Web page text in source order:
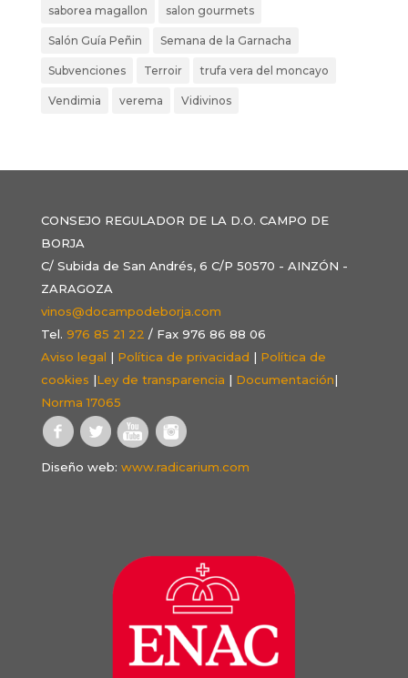
saborea magallon salon gourmets
Salón Guía Peñin Semana de la Garnacha
Subvenciones Terroir trufa vera del moncayo
Vendimia verema Vidivinos
CONSEJO REGULADOR DE LA D.O. CAMPO DE
BORJA
C/ Subida de San Andrés, 6 C/P 50570 - AINZÓN -
ZARAGOZA
vinos@docampodeborja.com
Tel. 976 85 21 22 / Fax 976 86 88 06
Aviso legal | Política de privacidad | Política de
cookies |Ley de transparencia | Documentación|
Norma 17065
Diseño web: www.radicarium.com